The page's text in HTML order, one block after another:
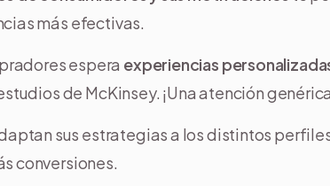
más efectivas.
espera experiencias
de McKinsey. ¡Una atención
sus estrategias a los distintos
conversiones.